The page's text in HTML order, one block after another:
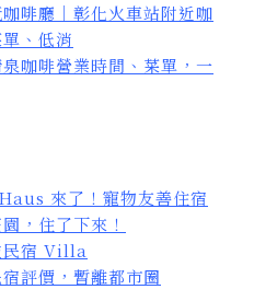
啡廳｜彰化火車站附近咖
、低消
咖啡營業時間、菜單，一
來了！寵物友善住宿
，住了下來！
民宿 Villa
評價，暫離都市圈